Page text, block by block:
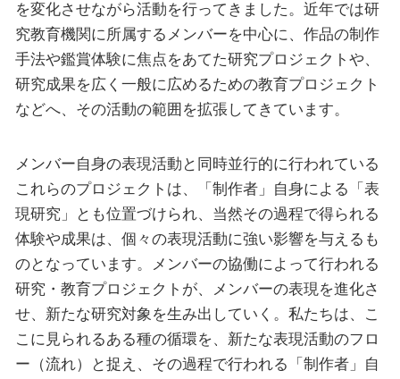
を変化させながら活動を行ってきました。近年では研
究教育機関に所属するメンバーを中心に、作品の制作
手法や鑑賞体験に焦点をあてた研究プロジェクトや、
研究成果を広く一般に広めるための教育プロジェクト
などへ、その活動の範囲を拡張してきています。
メンバー自身の表現活動と同時並行的に行われている
これらのプロジェクトは、「制作者」自身による「表
現研究」とも位置づけられ、当然その過程で得られる
体験や成果は、個々の表現活動に強い影響を与えるも
のとなっています。メンバーの協働によって行われる
研究・教育プロジェクトが、メンバーの表現を進化さ
せ、新たな研究対象を生み出していく。私たちは、こ
こに見られるある種の循環を、新たな表現活動のフロ
ー（流れ）と捉え、その過程で行われる「制作者」自